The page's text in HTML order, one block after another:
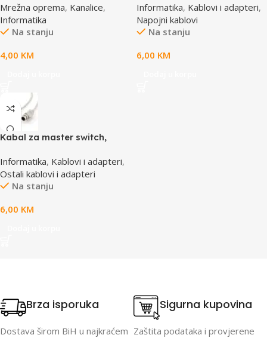
Mrežna oprema, Kanalice,
Informatika
Na stanju
4,00 KM
Informatika, Kablovi i adapteri,
Napojni kablovi
Na stanju
6,00 KM
Kabal za master switch,
GEMBIRD
Informatika, Kablovi i adapteri,
Ostali kablovi i adapteri
Na stanju
6,00 KM
Brza isporuka
Dostava širom BiH u najkraćem
Sigurna kupovina
Zaštita podataka i provjerene